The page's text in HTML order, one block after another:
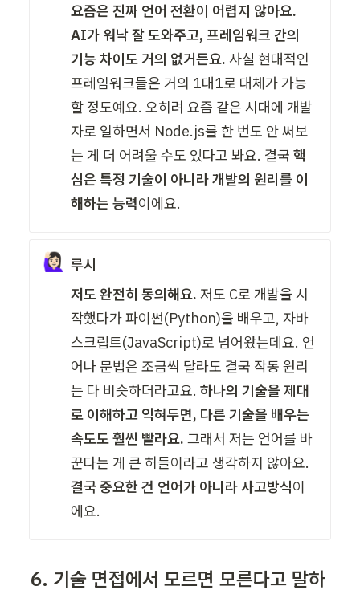
요즘은 진짜 언어 전환이 어렵지 않아요.
AI가 워낙 잘 도와주고, 프레임워크 간의
기능 차이도 거의 없거든요. 사실 현대적인
프레임워크들은 거의 1대1로 대체가 가능
할 정도예요. 오히려 요즘 같은 시대에 개발
자로 일하면서 Node.js를 한 번도 안 써보
는 게 더 어려울 수도 있다고 봐요. 결국 핵
심은 특정 기술이 아니라 개발의 원리를 이
해하는 능력이에요.
🙋🏻‍♀️ 루시
저도 완전히 동의해요. 저도 C로 개발을 시
작했다가 파이썬(Python)을 배우고, 자바
스크립트(JavaScript)로 넘어왔는데요. 언
어나 문법은 조금씩 달라도 결국 작동 원리
는 다 비슷하더라고요. 하나의 기술을 제대
로 이해하고 익혀두면, 다른 기술을 배우는
속도도 훨씬 빨라요. 그래서 저는 언어를 바
결국 중요한 건 언어가 아니라 사고방식이
에요.
6. 기술 면접에서 모르면 모른다고 말하